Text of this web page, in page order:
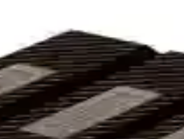
yumuşak dokulu, çikolata
Çeşitli Tat
özellikleriyle evde ve